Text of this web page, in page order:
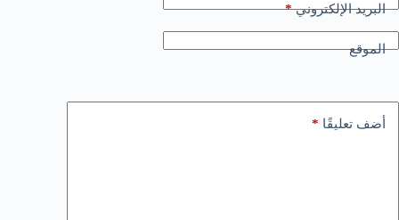
البريد الإلكتروني*
الموقع
أضف تعليقًا *